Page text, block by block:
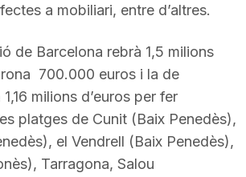
a mobiliari, entre d’altres.
de Barcelona rebrà 1,5 milions
700.000 euros i la de
milions d’euros per fer
platges de Cunit (Baix Penedès),
el Vendrell (Baix Penedès),
Tarragona, Salou